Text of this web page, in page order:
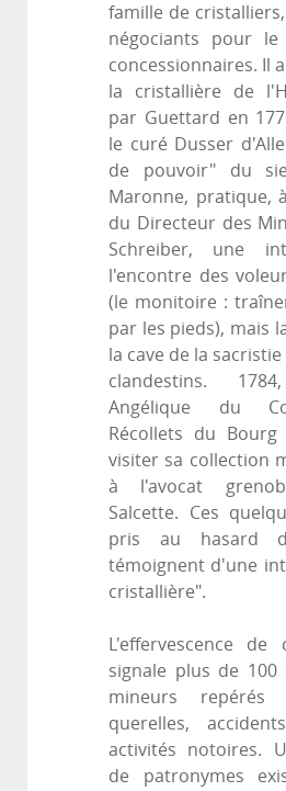
famille de
négociants pour
concessionnaires. Il
la cristallière de
par Guettard en
le curé Dusser
de pouvoir" du
Maronne, pratique,
du Directeur des
Schreiber, une
l'encontre des
(le monitoire :
par les pieds), mais
la cave de la
clandestins.
Angélique du
Récollets du
visiter sa collection
à l'avocat
Salcette. Ces
pris au hasard
témoignent d'une
cristallière".
L'effervescence de
signale plus de
mineurs repérés
querelles,
activités notoires.
de patronymes